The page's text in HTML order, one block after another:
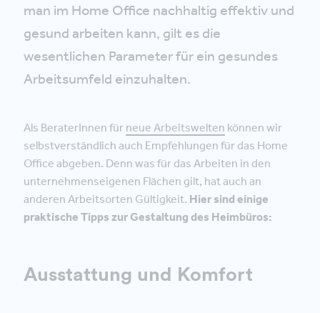
man im Home Office nachhaltig effektiv und
gesund arbeiten kann, gilt es die
wesentlichen Parameter für ein gesundes
Arbeitsumfeld einzuhalten.
Als BeraterInnen für neue Arbeitswelten können wir
selbstverständlich auch Empfehlungen für das Home
Office abgeben. Denn was für das Arbeiten in den
unternehmenseigenen Flächen gilt, hat auch an
anderen Arbeitsorten Gültigkeit. Hier sind einige
praktische Tipps zur Gestaltung des Heimbüros:
Ausstattung und Komfort